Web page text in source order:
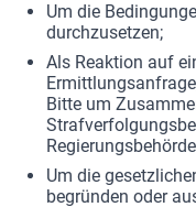
Um die
durchzusetzen;
Als Reaktion auf
Bitte um
Um die
begründen oder